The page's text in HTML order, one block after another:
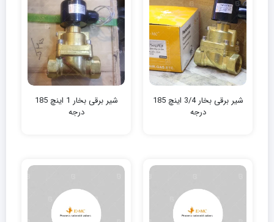
شیر برقی بخار 3/4 اینچ 185
درجه
شیر برقی بخار 1 اینچ 185
درجه